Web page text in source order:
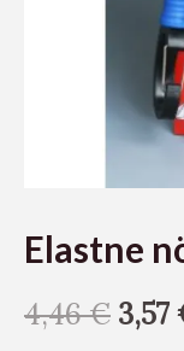
Elastne
4,46€ 3,57